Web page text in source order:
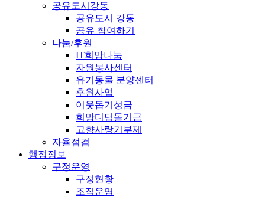
공유도시강동
공유도시 강동
공유 참여하기
나눔/후원
IT희망나눔
자원봉사센터
유기동물 분양센터
후원사업
이웃돕기성금
희망디딤돌기금
고향사랑기부제
자율점검
행정정보
구정운영
구정현황
조직운영